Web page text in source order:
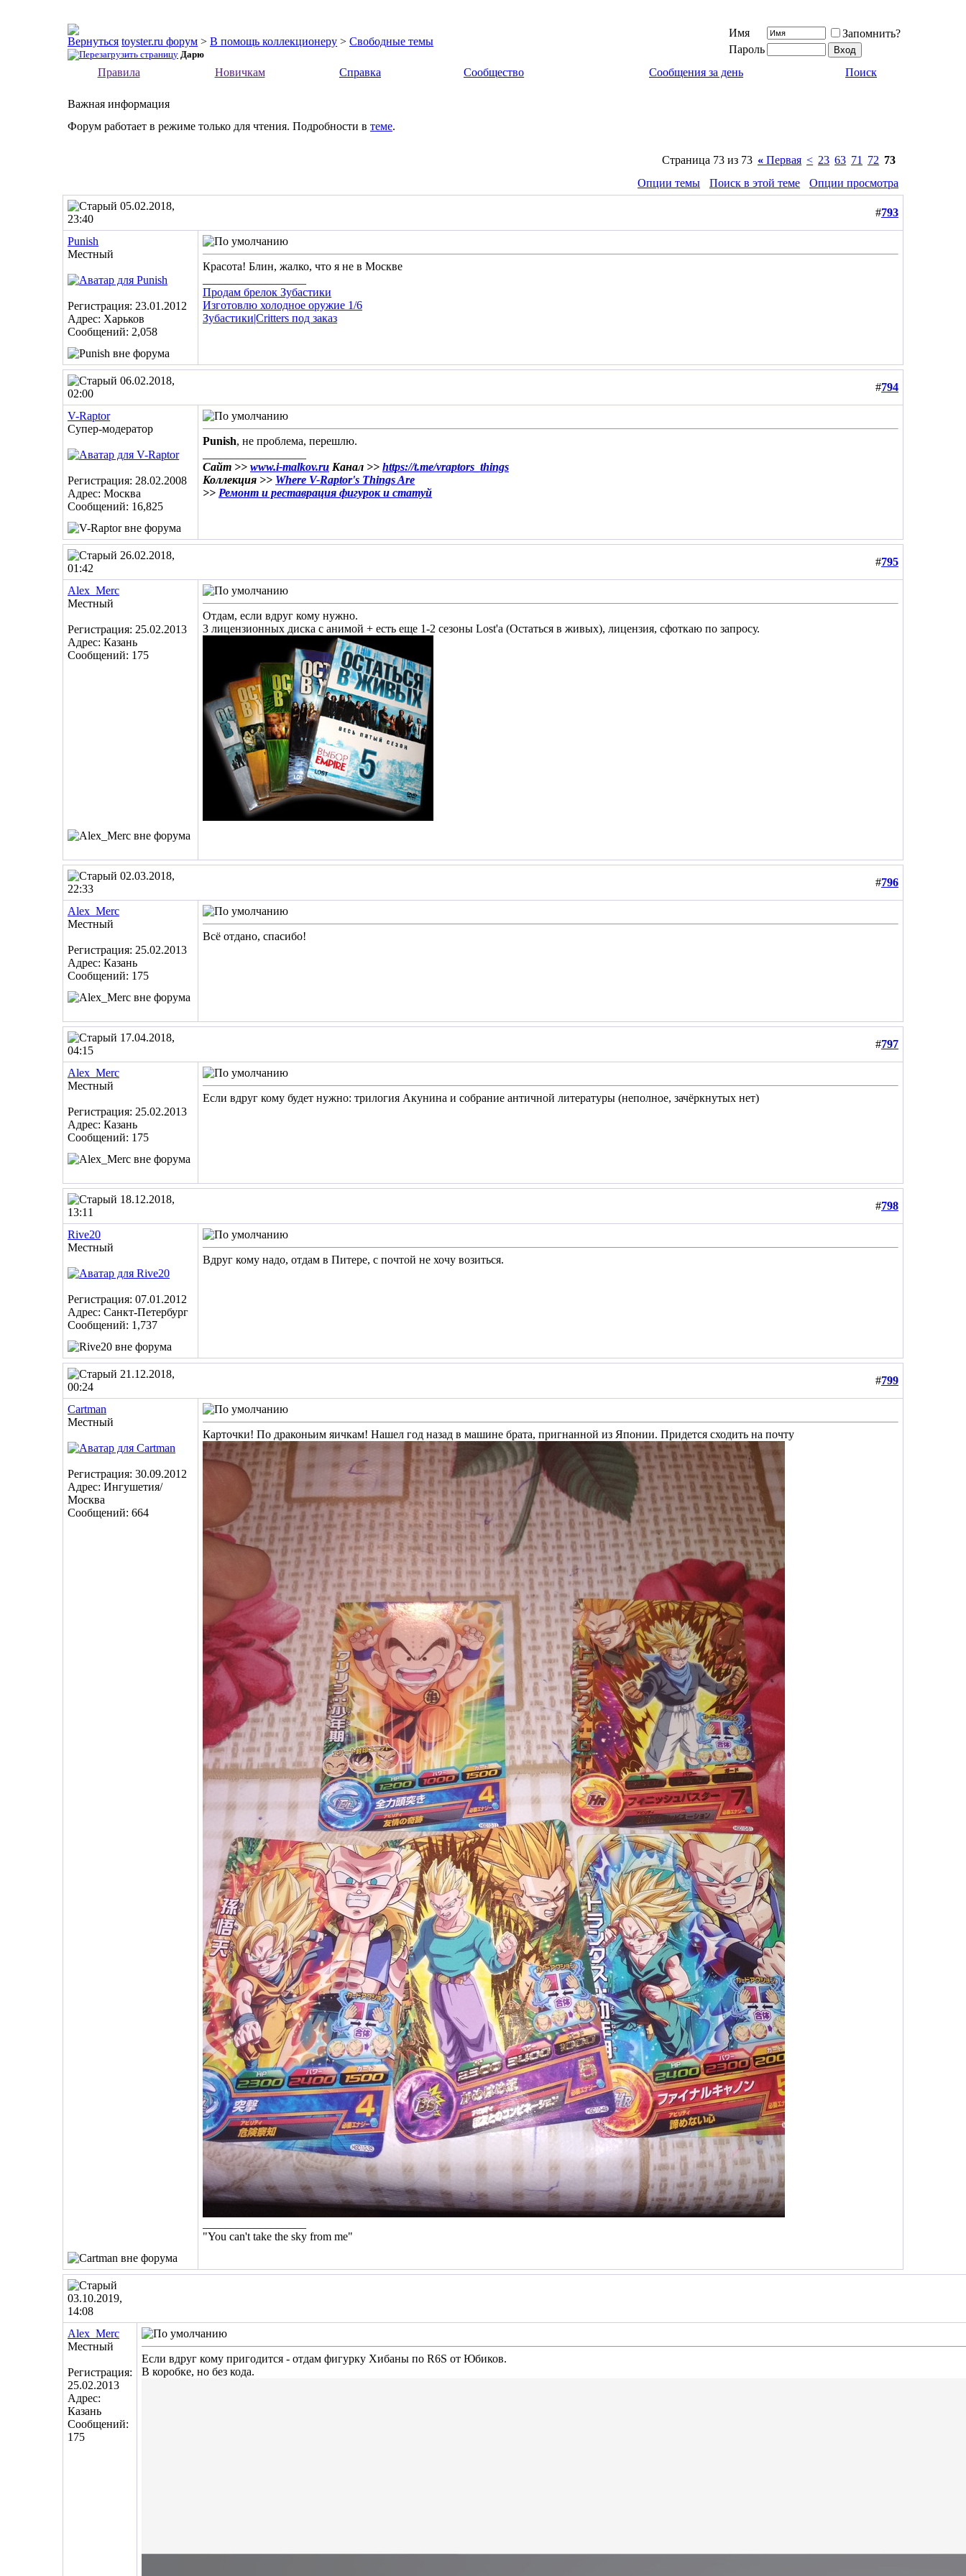
toyster.ru форум > В помощь коллекционеру > Свободные темы
Дарю
Имя
Запомнить?
Пароль
Правила
Новичкам Справка Сообщество Сообщения за день Поиск
Важная информация
Форум работает в режиме только для чтения. Подробности в теме.
Страница 73 из 73 « Первая < 23 63 71 72 73
Опции темы
Поиск в этой теме
Опции просмотра
05.02.2018,
23:40
#793
Punish
Местный
Регистрация: 23.01.2012
Адрес: Харьков
Сообщений: 2,058
Красота! Блин, жалко, что я не в Москве
Продам брелок Зубастики
Изготовлю холодное оружие 1/6
Зубастики|Critters под заказ
06.02.2018,
02:00
#794
V-Raptor
Супер-модератор
Регистрация: 28.02.2008
Адрес: Москва
Сообщений: 16,825
Punish, не проблема, перешлю.
Сайт >> www.i-malkov.ru Канал >> https://t.me/vraptors_things
Коллекция >> Where V-Raptor's Things Are
>> Ремонт и реставрация фигурок и статуй
26.02.2018,
01:42
#795
Alex_Merc
Местный
Регистрация: 25.02.2013
Адрес: Казань
Сообщений: 175
Отдам, если вдруг кому нужно.
3 лицензионных диска с анимой + есть еще 1-2 сезоны Lost'а (Остаться в живых), лицензия, сфоткаю по запросу.
02.03.2018,
22:33
#796
Alex_Merc
Местный
Регистрация: 25.02.2013
Адрес: Казань
Сообщений: 175
Всё отдано, спасибо!
17.04.2018,
04:15
#797
Alex_Merc
Местный
Регистрация: 25.02.2013
Адрес: Казань
Сообщений: 175
Если вдруг кому будет нужно: трилогия Акунина и собрание античной литературы (неполное, зачёркнутых нет)
18.12.2018,
13:11
#798
Rive20
Местный
Регистрация: 07.01.2012
Адрес: Санкт-Петербург
Сообщений: 1,737
Вдруг кому надо, отдам в Питере, с почтой не хочу возиться.
21.12.2018,
00:24
#799
Cartman
Местный
Регистрация: 30.09.2012
Адрес: Ингушетия/
Москва
Сообщений: 664
Карточки! По драконьим яичкам! Нашел год назад в машине брата, пригнанной из Японии. Придется сходить на почту
"You can't take the sky from me"
03.10.2019,
14:08
Alex_Merc
Местный
Регистрация:
25.02.2013
Адрес:
Казань
Сообщений:
175
Если вдруг кому пригодится - отдам фигурку Хибаны по R6S от Юбиков.
В коробке, но без кода.